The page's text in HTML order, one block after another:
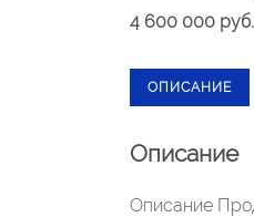
4 600 000 руб.
ОПИСАНИЕ
Описание
Описание